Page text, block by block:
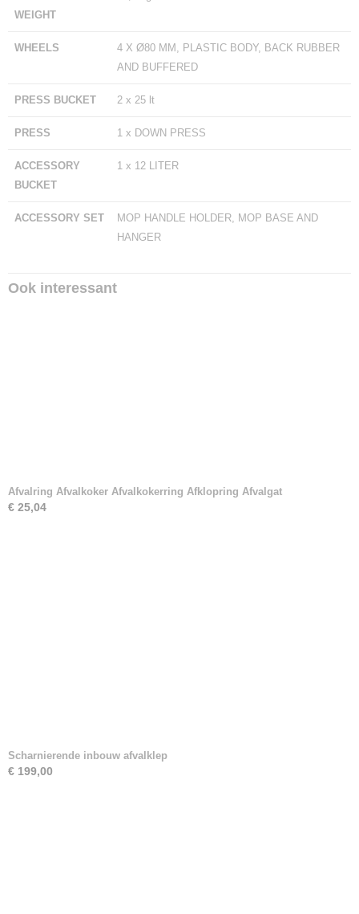
WEIGHT
WHEELS
4 X Ø80 MM, PLASTIC BODY, BACK RUBBER
AND BUFFERED
PRESS BUCKET 2 x 25 lt
PRESS 1 x DOWN PRESS
ACCESSORY
BUCKET
1 x 12 LITER
ACCESSORY SET
MOP HANDLE HOLDER, MOP BASE AND
HANGER
Ook interessant
Afvalring Afvalkoker Afvalkokerring Afklopring Afvalgat
€ 25,04
Scharnierende inbouw afvalklep
€ 199,00